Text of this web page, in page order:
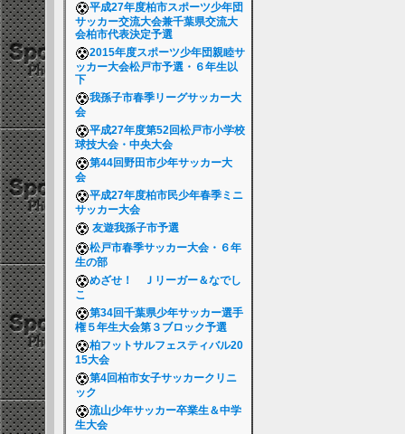
平成27年度柏市スポーツ少年団
サッカー交流大会兼千葉県交流大
会柏市代表決定予選
2015年度スポーツ少年団親睦サ
ッカー大会松戸市予選・６年生以
下
我孫子市春季リーグサッカー大
会
平成27年度第52回松戸市小学校
球技大会・中央大会
第44回野田市少年サッカー大
会
平成27年度柏市民少年春季ミニ
サッカー大会
友遊我孫子市予選
松戸市春季サッカー大会・６年
生の部
めざせ！ Ｊリーガー＆なでし
こ
第34回千葉県少年サッカー選手
権５年生大会第３ブロック予選
柏フットサルフェスティバル20
15大会
第4回柏市女子サッカークリニ
ック
流山少年サッカー卒業生＆中学
生大会